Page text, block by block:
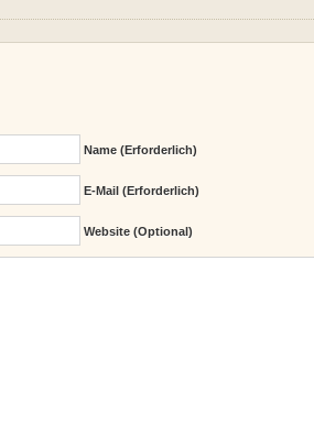
Name (erforderlich)
E-Mail (erforderlich)
Website (Optional)